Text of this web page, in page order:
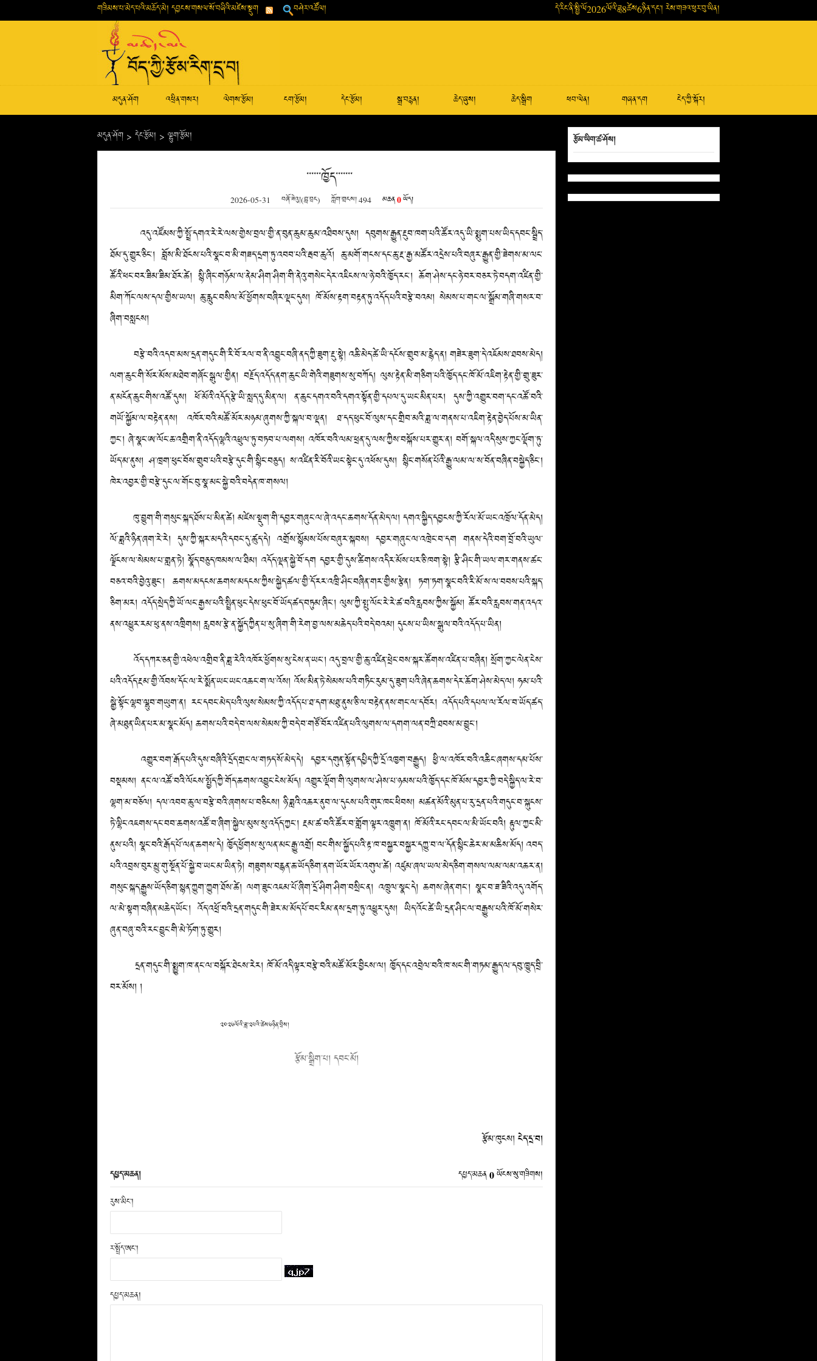
གཟིམས་པ་མེད་པའི་མཆོད་མེ། དབྱངས་གསལ་སོ་བཞིའི་མཛེས་སྡུག བཤེར་འཚོལ། དེ་རིང་ནི་སྤྱི་ལོ2026ལོའི་ཟླ8ཚེས6ཉིན་དང་། རེས་གཟའ་ཕུར་བུ་ཡིན།
མདུན་ཤོག འཕྲིན་གསར། ལེགས་རྩོམ། ངག་རྩོམ། དེང་རྩོམ། སྒྲ་བརྙན། ཆེད་ཞུས། ཆེད་སྒྲིག ཕབ་ལེན། གཞན་དག ངེད་ཀྱི་སྐོར།
མདུན་ཤོག > དེང་རྩོམ། > ལྷུག་རྩོམ།
་་་་་་ཁྱོད་་་་་་་
2026-05-31 བཞོ་ཟེའུ།(བླ་བྲང) ཀློག་གྲངས།494 མཆན0ཡོད།
འདུ་འཛོམས་ཀྱི་སྤྲོ་དགའ་རེ་རེ་ལས་གྱེས་བྲལ་གྱི་ན་བུན་ཆུམ་ཆུམ་འཐིབས་དུས། དབུགས་རྒྱུན་རྔུབ་ཁག་པའི་ཚོར་འདུ་ཡི་སྨུག་པས་ཡིད་དབང་སྦྲིད་
ཐོམ་དུ་གྱུར་ཅིང་། བློས་མི་ཐོངས་པའི་སྣང་བ་མི་གཟད་དྲག་ཏུ་འབབ་པའི་རྦབ་ཆུའོ། ཆུ་མགོ་གངས་དང་ཆུ་རྔ་རྒྱ་མཚོར་འདྲེས་པའི་བཞུར་རྒྱུན་གྱི་ཟེགས་མ་ལང་
ཚོའི་ཕང་བར་ཟིམ་ཟིམ་ཐོར་ཚེ། སྙི་ཞིང་གཉོམ་ལ་ནེམ་ཤིག་ཤིག་གི་ནེའུ་གསེང་དེར་འཇིངས་ལ་ཉེ་བའི་ཁྱོད་རང་། ཆོག་ཤེས་དང་ཉེ་བར་བཅར་ཏེ་བདག་འཛིན་གྱི་
མིག་ཀོང་ལས་དལ་གྱིས་ཡལ། ཆུ་རླུང་བསིལ་མོ་ཕྱོགས་བཞིར་ལྡང་དུས། ཁོ་མོས་རྟག་བརྟན་ཏུ་འདོད་པའི་བརྩེ་བའམ། སེམས་པ་གང་ལ་སྒྲོམ་གཞི་གསར་བ་
ཞིག་བསླངས།
བརྩེ་བའི་འདབ་མས་དྲན་གདུང་གི་རི་བོ་རལ་བ་ནི་འབྱུང་བཞི་ནད་ཀྱི་ཟུག་རྔུ་སྟེ། འཆི་མེད་ཚེ་ཡི་དངོས་གྲུབ་མ་རྙེད་ན། གཟེར་ཟུག་དེ་འཇོམས་ཐབས་མེད།
ལག་ཆུང་གི་སོར་མོས་མཐེབ་གཞོང་སྒུལ་གྱིན། བརྗོད་འདོད་ནག་ཆུང་ཡི་གེའི་གཟུགས་སུ་བཀོད། ལུས་རྟེན་མི་གཅིག་པའི་ཁྱོད་དང་ཁོ་མོ་འཇིག་རྟེན་གྱི་གྲུ་ཟུར་
ན་མངོན་ཆུང་གིས་འཚོ་དུས། ཕོ་མོའི་འདོད་རྩེ་ཡི་སླད་དུ་མིན་ལ། ན་ཆུང་དགའ་བའི་དགའ་སྟོན་གྱི་དཔལ་དུ་ཡང་མིན་པར། དུས་ཀྱི་འགྱུར་བག་དང་འཚོ་བའི་
གཡོ་སྐྱོམ་ལ་བརྟེན་ནས། འཁོར་བའི་མཚོ་མོར་མཉམ་ཞུགས་ཀྱི་སྐལ་བ་ལྡན། ཐ་དད་ཕུང་བོ་ལུས་དང་གྲིབ་མའི་ཟླ་ལ་གནས་པ་འཇིག་རྟེན་བྱེད་པོས་མ་ཡིན་
ཀྱང་། ཞེ་སྣང་ཨ་ལོང་ཆ་འགྲིག་ནི་འདོད་ལྷའི་འཕྲུལ་ཏུ་བཏབ་པ་ལགས། འཁོར་བའི་ལམ་ཕྲན་དུ་ལས་ཀྱིས་བསྐོས་པར་གྱུར་ན། བགོ་སྐལ་འདི་སུས་ཀྱང་ལྡོག་ཏུ་
ཡོད་མ་ནུས། ཤ་ཁྲག་ཕུང་བོས་གྲུབ་པའི་བརྩེ་དུང་གི་སྙིང་བཅུད། ས་འཛིན་རི་བོའི་ཡང་སྟེང་དུ་འཕོས་དུས། སྙིང་གསོན་པོའི་རྒྱུ་ལམ་ལ་ས་བོན་བཞིན་བསྐྱེད་ཅིང་།
ཁེར་འབྱར་གྱི་བརྩེ་དུང་ལ་གོང་བུ་སྣ་མང་སྐྱེ་བའི་བདེན་ཁ་གསལ།
ཁུ་བྱུག་གི་གསུང་སྐད་ཐོས་པ་མིན་ཚེ། མཛེས་སྡུག་གི་དབྱར་གཞུང་ལ་ཞེ་འདང་ཆགས་དོན་མེད་ལ། དགའ་སྐྱིད་དབྱངས་ཀྱི་རོལ་མོ་ཡང་འཁྲོལ་དོན་མེད།
ལོ་ཟླའི་ཉིན་ཞག་རེ་རེ། དུས་ཀྱི་སྐར་མདའི་དབང་དུ་ཚུད་དེ། འགྲོས་སྙོམས་པོས་བཞུར་སྐབས། དབྱར་གཞུང་ལ་འཁྲེང་བ་དག གནས་དེའི་བག་བྲོ་བའི་ཡུལ་
ལྗོངས་ལ་སེམས་པ་གླན་ཏེ། སྣོད་བཅུད་ཁམས་ལ་ཐིམ། འདོད་ལྡན་སྐྱེ་བོ་དག དབྱར་གྱི་དུས་ཚིགས་འདིར་མོས་པར་ཅི་ཁག་སྟེ། རྩི་ཤིང་གི་ཡལ་གར་གནས་ཚང་
བཅའ་བའི་བྱེའུ་ཟུང་། ཆགས་མདངས་ཆགས་མདངས་ཀྱིས་སྐྱེད་ཚལ་གྱི་དོ་རར་འཁྲི་ཤིང་བཞིན་གར་གྱིས་རྩེན། ཏག་ཏག་སྣང་བའི་རི་མོ་ས་ལ་བབས་པའི་སྐད་
ཅིག་མར། འདོད་སྲེད་ཀྱི་ཡོ་ལང་རྒྱས་པའི་སྤྲིན་ཕུང་དེས་ཕུང་བོ་ཡོད་ཚད་བཏུམ་ཞིང་། ལུས་ཀྱི་སྤུ་ལོང་རེ་རེ་ཚ་བའི་རླབས་ཀྱིས་སྐྱོམ། ཚོར་བའི་རླབས་གན་འདའ་
ནས་འཕྱུར་རམ་ཕུ་ནས་འཁྲིགས། རླབས་རྩེ་ན་སྐྱོད་ཀྱིན་པ་སུ་ཞིག་གི་རེག་བྱ་ལས་མཆེད་པའི་བདེ་བའམ། དུངས་པ་ཡིས་སྒུལ་བའི་འདོད་པ་ཡིན།
འོད་དཀར་ཅན་གྱི་འཕེལ་འགྲིབ་ནི་ཟླ་རེའི་འཁོར་ཕྱོགས་སུ་ངེས་ན་ཡང་། འདུ་བྲལ་གྱི་ཆུ་འཛིན་ཕྲེང་བས་སྐར་ཚོགས་འཛིན་པ་བཞིན། སྲོག་ཀྱང་ལེན་ངེས་
པའི་འདོད་རྔམ་གྱི་འོབས་དོང་ལ་རེ་སྨོན་ཡང་ཡང་འཆང་ག་ལ་འོས། འོས་མིན་ཏེ་སེམས་པའི་གཏིང་རུམ་དུ་ཟུག་པའི་ཞེན་ཆགས་དེར་ཆོག་ཤེས་མེད་ལ། ཧམ་པའི་
སྒྱེ་སྟོང་ལྷབ་ལྷུབ་གཡུག་ན། རང་དབང་མེད་པའི་ལུས་སེམས་ཀྱི་འདོད་པ་ཐ་དག་མཐུ་ནུས་ཅི་ལ་བརྟེན་ནས་གང་ལ་དབོར། འདོད་པའི་དཔལ་ལ་རོལ་བ་ཡོད་ཚད་
ཞེ་མཐུན་ཡིན་པར་མ་སྣང་མོད། ཆགས་པའི་བདེ་བ་ལས་སེམས་ཀྱི་བདེ་བ་གཙོ་བོར་འཛིན་པའི་ལུགས་ལ་དགག་ལན་བཀྲི་ཐབས་མ་བྱུང་།
འགྱུར་བག་རྒོད་པའི་དུས་བཞིའི་དྲོད་གྲང་ལ་གཏད་སོ་མེད་དེ། དབྱར་དགུན་སྟོན་དཔྱིད་ཀྱི་དྲོ་འཁྱག་བརྒྱུད། ཕྱི་ལ་འཁོར་བའི་འཆིང་ཞགས་དམ་པོས་
བསྡམས། ནང་ལ་འཚོ་བའི་ལོངས་སྤྱོད་ཀྱི་གོད་ཆགས་འབྱུང་ངེས་མོད། འགྱུར་ལྡོག་གི་ལུགས་ལ་ཤེས་པ་ཉམས་པའི་ཁྱོད་དང་ཁོ་མོས་དབྱར་ཀྱི་བདེ་སྐྱིད་ལ་རེ་བ་
ལྷག་མ་བཅོལ། དལ་འབབ་ཆུ་ལ་བརྩེ་བའི་ཞགས་པ་བཅིངས། ཉི་ཟླའི་འཆར་ནུབ་ལ་དུངས་པའི་གུར་ཁང་ཕིབས། མཚན་མོའི་མུན་པ་རུ་དྲན་པའི་གདུང་བ་སྐུངས་
ཏེ་ལྷིང་འཇགས་དང་བབ་ཆགས་འཚོ་བ་ཞིག་སྐྱེལ་མུས་སུ་འདོད་ཀྱང་། རྔམ་ཚ་བའི་ཚོར་བ་གློག་ལྟར་འཁྱུག་ན། ཁོ་མོའི་རང་དབང་ལ་མི་ཡོང་བའི། རྟུལ་ཀྱང་མི་
ནུས་པའི། སྣང་བའི་རྒོད་པོ་ལན་ཆགས་དེ། ཁྱོད་ཕྱོགས་སུ་ལན་མང་རྒྱུ་འགྲོ། བང་གིས་སྐྱོད་པའི་རྟ་ཁ་བསྐྱར་བསྐྱར་དཀྱུ་བ་ལ་དོན་སྙིང་ཆེར་མ་མཆིས་མོད། འབད་
པའི་འབྲས་བུར་མྱུ་གུ་སྔོན་པོ་སྐྱེ་བ་ཡང་མ་ཡིན་ཏེ། གཟུགས་བརྙན་ཆ་ཡོད་ཅིག་ནག་ཡོར་ཡོར་འགུལ་ཚེ། འཛུམ་ཞལ་ཡལ་མེད་ཅིག་གསལ་ལམ་ལམ་འཆར་ན།
གསུང་སྐད་རྒྱུས་ཡོད་ཅིག་སྙན་ཀྱུག་ཀྱུག་ཐོས་ཚེ། ལག་ཟུང་འཇམ་པོ་ཞིག་དྲོ་ཤིག་ཤིག་བསྲིང་ན། འཁྲུལ་སྣང་དེ། ཆགས་ཞེན་གང་། སྣང་བ་ཟ་ཟིའི་འདུ་འགོད་
ལ་མེ་སྟག་བཞིན་མཆེད་ཡོང་། འོད་འཕྲོ་བའི་དྲན་གདུང་གི་ཟེར་མ་མོད་པོ་བང་རིམ་ནས་དྲག་ཏུ་འཕྱུར་དུས། ཡིད་འོང་ཚེ་ཡི་དྲན་ཤིང་ལ་བརྒྱུས་པའི་ཁོ་མོ་གསེར་
ཞུན་བཞུ་བའི་རང་བྱུང་གི་མེ་ཏོག་ཏུ་གྱུར།
དྲན་གདུང་གི་སྨྱུག་ཁ་ནང་ལ་བསྐོར་ཐེངས་རེར། ཁོ་མོ་འདི་ལྟར་བརྩེ་བའི་མཚོ་མོར་བྱིངས་ལ། ཁྱོད་དང་འབྲེལ་བའི་ཁ་སང་གི་གཏམ་རྒྱུད་ལ་དབུ་ཁྱུད་བྲི་
བར་མོས། །
༢༠༢༦ལོའི་ཟླ་༢པའི་ཚེས༦ཉིན་བྲིས།
རྩོམ་སྒྲིག་པ། དབང་མོ།
རྩོམ་ཁུངས། ངེད་དྲ་བ།
དཔྱད་མཆན0ཡོངས་སུ་གཟིགས།
དཔྱད་མཆན།
རུས་མིང་།
ར་སྤྲོད་ཨང་།
དཔྱད་མཆན།
རྩོམ་ཡིག་ཚ་ཤོས།